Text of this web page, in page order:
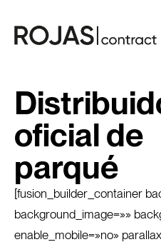
oficial de
parqué
[fusion_builder_container
background_image=»»
enable_mobile=»no»